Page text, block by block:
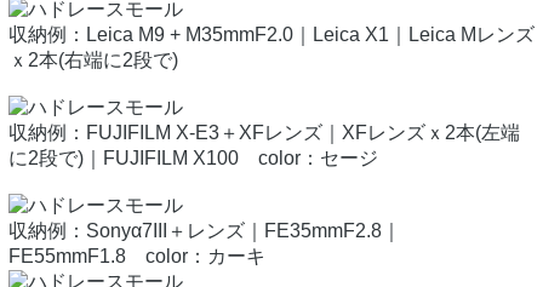
収納例：Leica M9 + M35mmF2.0｜Leica X1｜Leica Mレンズ
ｘ2本(右端に2段で)
収納例：FUJIFILM X-E3＋XFレンズ｜XFレンズｘ2本(左端
に2段で)｜FUJIFILM X100 color：セージ
収納例：Sonyα7III＋レンズ｜FE35mmF2.8｜
FE55mmF1.8 color：カーキ